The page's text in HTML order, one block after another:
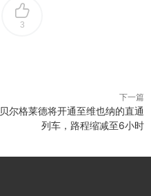
3
下一篇
贝尔格莱德将开通至维也纳的直通
列车，路程缩减至6小时